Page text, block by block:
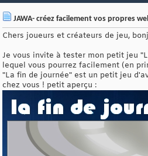
JAWA- créez facilement vos propres
Chers joueurs et créateurs de jeu,
Je vous invite à tester mon petit jeu
lequel vous pourrez facilement (en
"La fin de journée" est un petit jeu
chez vous ! petit aperçu :